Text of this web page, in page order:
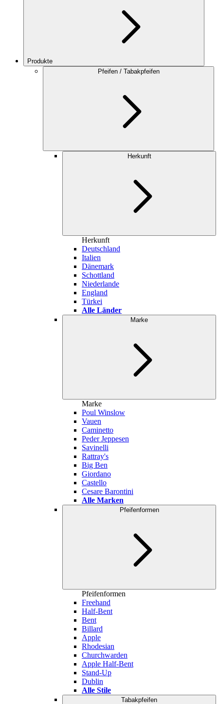
Produkte
Pfeifen / Tabakpfeifen
Herkunft
Herkunft
Deutschland
Italien
Dänemark
Schottland
Niederlande
England
Türkei
Alle Länder
Marke
Marke
Poul Winslow
Vauen
Caminetto
Peder Jeppesen
Savinelli
Rattray's
Big Ben
Giordano
Castello
Cesare Barontini
Alle Marken
Pfeifenformen
Pfeifenformen
Freehand
Half-Bent
Bent
Billard
Apple
Rhodesian
Churchwarden
Apple Half-Bent
Stand-Up
Dublin
Alle Stile
Tabakpfeifen